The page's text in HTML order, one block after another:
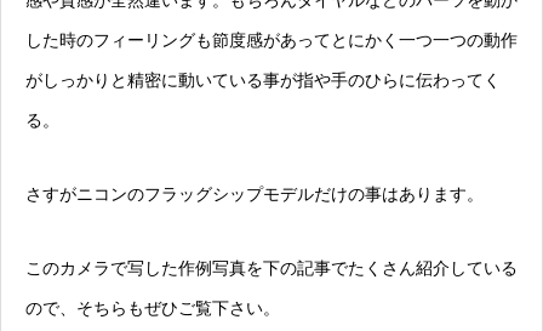
した時のフィーリングも節度感があってとにかく一つ一つの動作
がしっかりと精密に動いている事が指や手のひらに伝わってく
る。
さすがニコンのフラッグシップモデルだけの事はあります。
このカメラで写した作例写真を下の記事でたくさん紹介している
ので、そちらもぜひご覧下さい。